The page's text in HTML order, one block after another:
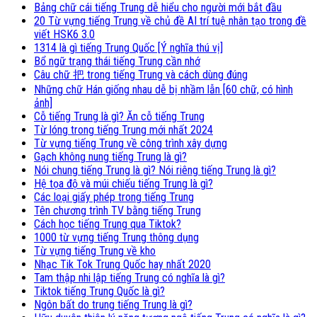
Bảng chữ cái tiếng Trung dễ hiểu cho người mới bắt đầu
20 Từ vựng tiếng Trung về chủ đề AI trí tuệ nhân tạo trong đề
viết HSK6 3.0
1314 là gì tiếng Trung Quốc [Ý nghĩa thú vị]
Bổ ngữ trạng thái tiếng Trung cần nhớ
Câu chữ 把 trong tiếng Trung và cách dùng đúng
Những chữ Hán giống nhau dễ bị nhầm lẫn [60 chữ, có hình
ảnh]
Cỗ tiếng Trung là gì? Ăn cỗ tiếng Trung
Từ lóng trong tiếng Trung mới nhất 2024
Từ vựng tiếng Trung về công trình xây dựng
Gạch không nung tiếng Trung là gì?
Nói chung tiếng Trung là gì? Nói riêng tiếng Trung là gì?
Hệ tọa độ và múi chiếu tiếng Trung là gì?
Các loại giấy phép trong tiếng Trung
Tên chương trình TV bằng tiếng Trung
Cách học tiếng Trung qua Tiktok?
1000 từ vựng tiếng Trung thông dụng
Từ vựng tiếng Trung về kho
Nhạc Tik Tok Trung Quốc hay nhất 2020
Tam thập nhi lập tiếng Trung có nghĩa là gì?
Tiktok tiếng Trung Quốc là gì?
Ngôn bất do trung tiếng Trung là gì?